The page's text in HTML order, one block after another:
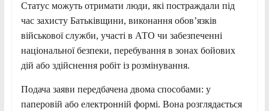
Статус можуть отримати люди, які постраждали під
час захисту Батьківщини, виконання обов’язків
військової служби, участі в АТО чи забезпеченні
національної безпеки, перебування в зонах бойових
дій або здійснення робіт із розмінування.
Подача заяви передбачена двома способами: у
паперовій або електронній формі. Вона розглядається